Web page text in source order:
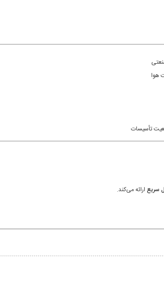
هوا
تأسیسات
سریعارائه می‌کند.